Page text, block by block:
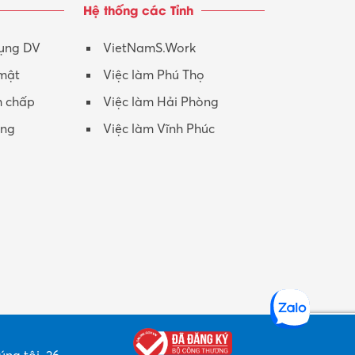
Nhân viên CSKH
Phục vụ khác
Promotion Girl (PG)
DV
chấp
Hệ thống các Tỉnh
VietNamS.Work
Việc làm Phú Thọ
Việc làm Hải Phòng
Việc làm Vĩnh Phúc